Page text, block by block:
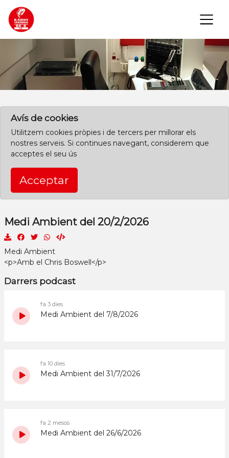
×
Clica aquí per començar des de l'inici
Avís de cookies
Utilitzem cookies pròpies i de tercers per millorar els
nostres serveis. Si continues navegant, considerem que
acceptes el seu ús
Acceptar
Medi Ambient del 20/2/2026
Medi Ambient
<p>Amb el Chris Boswell</p>
Darrers podcast
fa 3 dies
Medi Ambient del 7/8/2026
fa 10 dies
Medi Ambient del 31/7/2026
fa 2 mesos
Medi Ambient del 26/6/2026